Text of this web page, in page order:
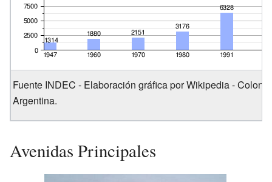
Fuente INDEC - Elaboración gráfica por Wikipedia -
Argentina.
Avenidas Principales